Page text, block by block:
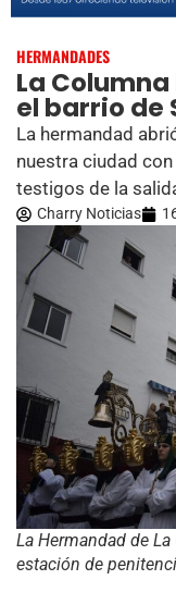
HERMANDADES
La
el barrio de
La hermandad
nuestra ciudad
testigos de la
Charry Noticias
La Hermandad de
estación de